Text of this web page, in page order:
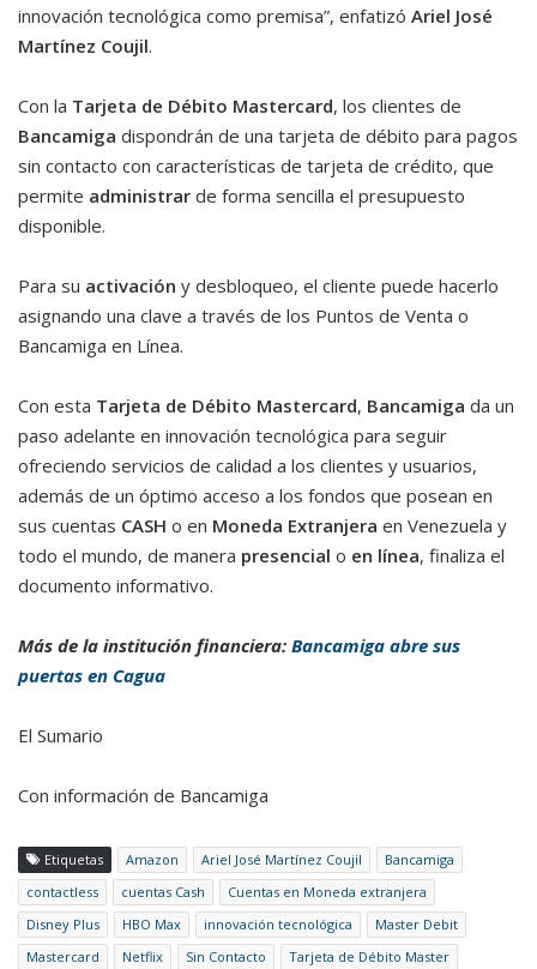
innovación tecnológica como premisa”, enfatizó Ariel José
Martínez Coujil.
Con la Tarjeta de Débito Mastercard, los clientes de
Bancamiga dispondrán de una tarjeta de débito para pagos
sin contacto con características de tarjeta de crédito, que
permite administrar de forma sencilla el presupuesto
disponible.
Para su activación y desbloqueo, el cliente puede hacerlo
asignando una clave a través de los Puntos de Venta o
Bancamiga en Línea.
Con esta Tarjeta de Débito Mastercard, Bancamiga da un
paso adelante en innovación tecnológica para seguir
ofreciendo servicios de calidad a los clientes y usuarios,
además de un óptimo acceso a los fondos que posean en
sus cuentas CASH o en Moneda Extranjera en Venezuela y
todo el mundo, de manera presencial o en línea, finaliza el
documento informativo.
Más de la institución financiera: Bancamiga abre sus
puertas en Cagua
El Sumario
Con información de Bancamiga
Etiquetas Amazon Ariel José Martínez Coujil
Bancamiga
contactless
cuentas Cash
Cuentas en Moneda extranjera
Disney Plus
HBO Max innovación tecnológica
Master Debit
Mastercard
Netflix Sin Contacto
Tarjeta de Débito Master